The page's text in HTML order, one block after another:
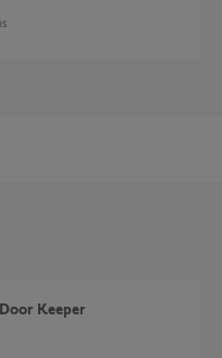
Keeper